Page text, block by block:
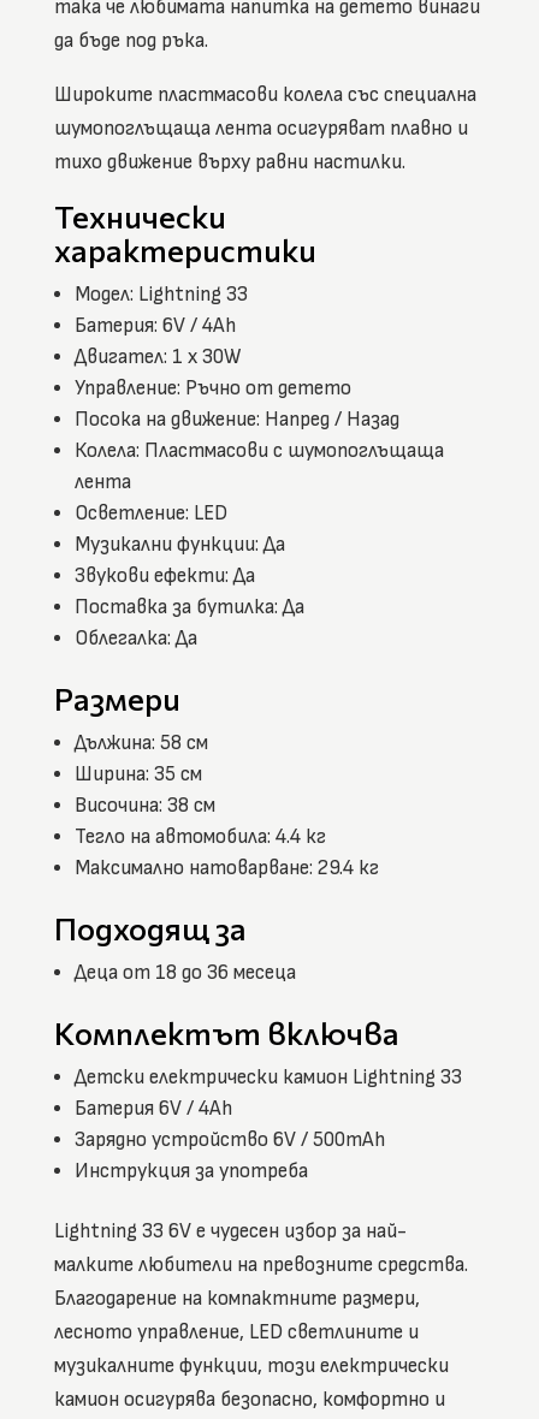
така че любимата напитка на детето винаги
да бъде под ръка.
Широките пластмасови колела със специална
шумопоглъщаща лента осигуряват плавно и
тихо движение върху равни настилки.
Технически
характеристики
Модел: Lightning 33
Батерия: 6V / 4Ah
Двигател: 1 x 30W
Управление: Ръчно от детето
Посока на движение: Напред / Назад
Колела: Пластмасови с шумопоглъщаща
лента
Осветление: LED
Музикални функции: Да
Звукови ефекти: Да
Поставка за бутилка: Да
Облегалка: Да
Размери
Дължина: 58 см
Ширина: 35 см
Височина: 38 см
Тегло на автомобила: 4.4 кг
Максимално натоварване: 29.4 кг
Подходящ за
Деца от 18 до 36 месеца
Комплектът включва
Детски електрически камион Lightning 33
Батерия 6V / 4Ah
Зарядно устройство 6V / 500mAh
Инструкция за употреба
Lightning 33 6V е чудесен избор за най-
малките любители на превозните средства.
Благодарение на компактните размери,
лесното управление, LED светлините и
музикалните функции, този електрически
камион осигурява безопасно, комфортно и